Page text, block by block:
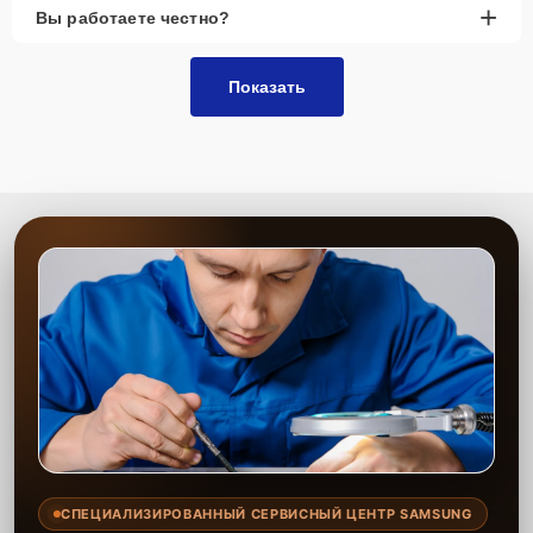
Вы работаете честно? +
Показать
СПЕЦИАЛИЗИРОВАННЫЙ СЕРВИСНЫЙ ЦЕНТР SAMSUNG